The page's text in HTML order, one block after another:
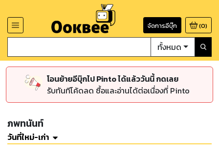
จัดการอีบุ๊ก (0)
ทั้งหมด
โอนย้ายอีบุ๊กไป Pinto ได้แล้ววันนี้ กดเลย
รับทันทีโค้ดลด ซื้อและอ่านได้ต่อเนื่องที่ Pinto
ภพทนันท์
วันที่ใหม่-เก่า